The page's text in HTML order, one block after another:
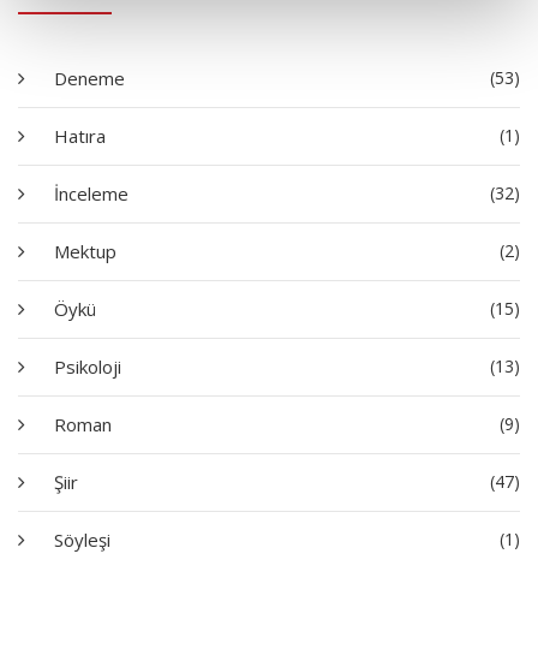
Deneme (53)
Hatıra (1)
İnceleme (32)
Mektup (2)
Öykü (15)
Psikoloji (13)
Roman (9)
Şiir (47)
Söyleşi (1)